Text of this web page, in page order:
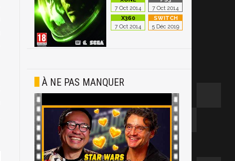
7 Oct 2014 7 Oct 2014
7 Oct 2014 5 Déc 2019
À NE PAS MANQUER